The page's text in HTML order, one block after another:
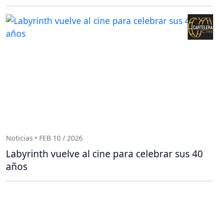
Noticias • FEB 10 / 2026
Labyrinth vuelve al cine para celebrar sus 40
años